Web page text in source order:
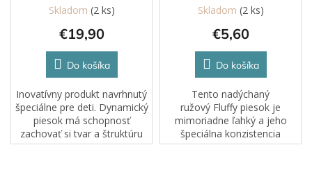
Skladom (2 ks)
€19,90
Do košíka
Inovatívny produkt navrhnutý
špeciálne pre deti. Dynamický
piesok má schopnosť
zachovať si tvar a štruktúru
bez použitia vody. Je to
Skladom (2 ks)
€5,60
Do košíka
Tento nadýchaný
ružový Fluffy piesok je
mimoriadne ľahký a jeho
špeciálna konzistencia
zabezpečuje, že sa